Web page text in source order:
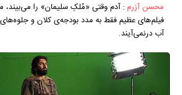
محسن آزرم: آدم وقتی «مُلکِ سلیمان» را
فیلم‌های عظیم فقط به ‌مدد بودجه‌ی کلان و
آب درنمی‌آیند.